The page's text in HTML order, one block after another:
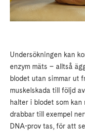
Undersökningen kan
enzym mäts – alltså
blodet utan simmar ut
muskelskada till följd
halter i blodet som kan
drabbar till exempel
DNA-prov tas, för att